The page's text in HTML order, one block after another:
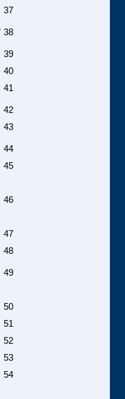
37
38
39
40
41
42
43
44
45
46
47
48
49
50
51
52
53
54